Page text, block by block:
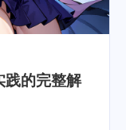
践的完整解